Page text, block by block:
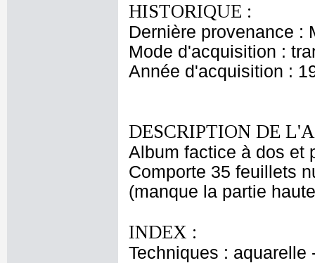
HISTORIQUE :
Dernière provenance :
Mode d'acquisition :
Année d'acquisition :
DESCRIPTION DE
Album factice à dos et
Comporte 35 feuillets
(manque la partie
INDEX :
Techniques : aquarelle